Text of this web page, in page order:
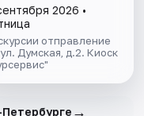
2026 •
отправление
Думская, д.2. Киоск
→